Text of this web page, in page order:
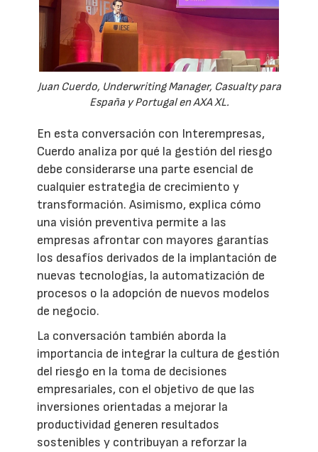
Juan Cuerdo, Underwriting Manager, Casualty para
España y Portugal en AXA XL.
En esta conversación con Interempresas,
Cuerdo analiza por qué la gestión del riesgo
debe considerarse una parte esencial de
cualquier estrategia de crecimiento y
transformación. Asimismo, explica cómo
una visión preventiva permite a las
empresas afrontar con mayores garantías
los desafíos derivados de la implantación de
nuevas tecnologías, la automatización de
procesos o la adopción de nuevos modelos
de negocio.
La conversación también aborda la
importancia de integrar la cultura de gestión
del riesgo en la toma de decisiones
empresariales, con el objetivo de que las
inversiones orientadas a mejorar la
productividad generen resultados
sostenibles y contribuyan a reforzar la